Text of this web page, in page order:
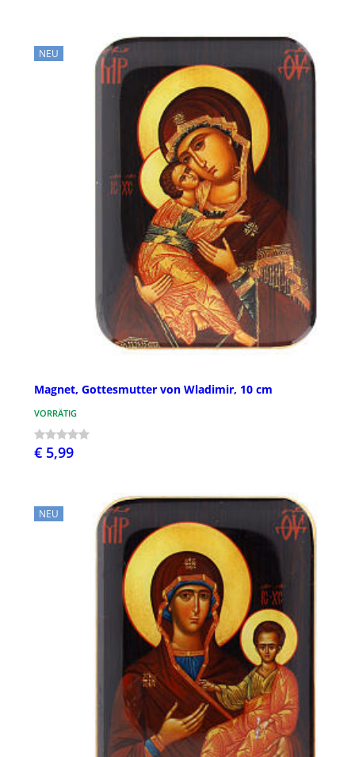
NEU
Magnet, Gottesmutter von Wladimir, 10 cm
VORRÄTIG
€ 5,99
NEU